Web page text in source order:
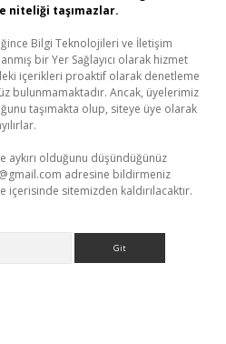
niteliği taşımazlar.
Bilgi Teknolojileri ve İletişim
bir Yer Sağlayıcı olarak hizmet
içerikleri proaktif olarak denetleme
bulunmamaktadır. Ancak, üyelerimiz
taşımakta olup, siteye üye olarak
aykırı olduğunu düşündüğünüz
adresine bildirmeniz
sitemizden kaldırılacaktır.